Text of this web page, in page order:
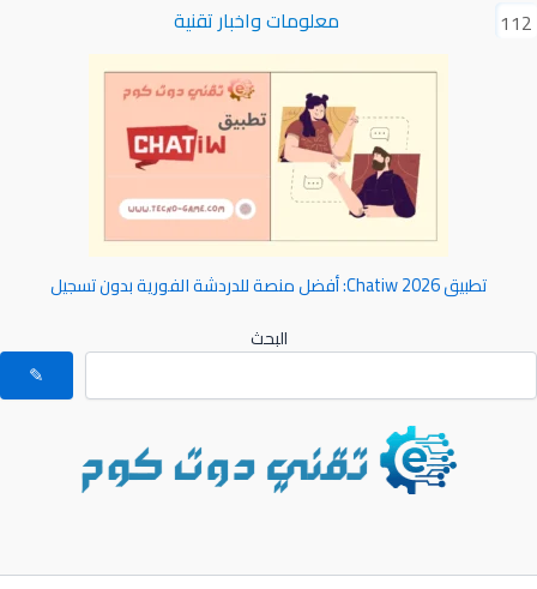
معلومات واخبار تقنية
112
تطبيق Chatiw 2026: أفضل منصة للدردشة الفورية بدون تسجيل
البحث
✎